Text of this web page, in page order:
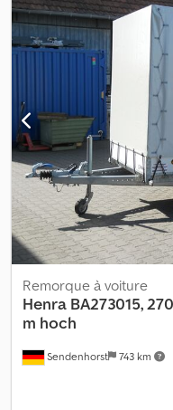
mm, dimension des pneus:
couleur: argenté , Année
téléchargeur, Remorque
autorisé de 2 700 kg,
ridelles en aluminium de
option pour 90,00 €
d’angle avec fermetures à
dans le châssis,
supplémentaires, contrôle
disponible immédiatement
Sendenhorst 743 km
Remorque à voiture
Henra BA273015,
m hoch